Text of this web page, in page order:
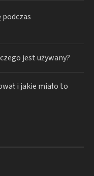
jest używany?
i jakie miało to